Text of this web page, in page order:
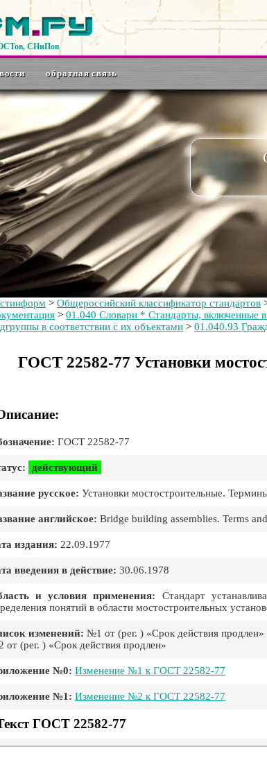
СНиПов
обратная связь
> Общероссийский классификатор стандартов
> 01.040 Словари * Стандарты, включенные в
в соответствии с их объектами > 01.040.93
ГОСТ 22582-77 Установки
ГОСТ 22582-77
действующий
русское: Установки мостостроительные.
английское: Bridge building assemblies. Terms
издания: 22.09.1977
введения в действие: 30.06.1978
и условия применения: Стандарт
понятий в области мостостроительных
изменений: №1 от (рег. ) «Срок действия продлен»
от (рег. ) «Срок действия продлен»
№0: Изменение №1 к ГОСТ 22582-77
№1: Изменение №2 к ГОСТ 22582-77
ГОСТ 22582-77